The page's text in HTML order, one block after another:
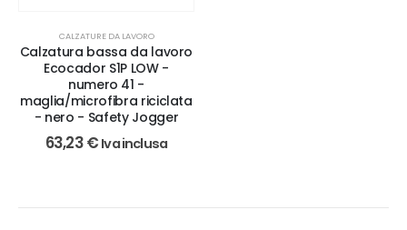
CALZATURE DA LAVORO
Calzatura bassa da lavoro
Ecocador S1P LOW -
numero 41 -
maglia/microfibra riciclata
- nero - Safety Jogger
63,23€ Iva inclusa